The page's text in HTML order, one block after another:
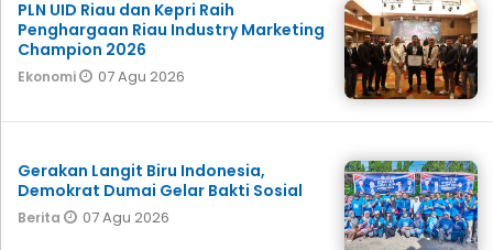
PLN UID Riau dan Kepri Raih
Penghargaan Riau Industry Marketing
Champion 2026
Ekonomi 07 Agu 2026
Gerakan Langit Biru Indonesia,
Demokrat Dumai Gelar Bakti Sosial
Berita 07 Agu 2026